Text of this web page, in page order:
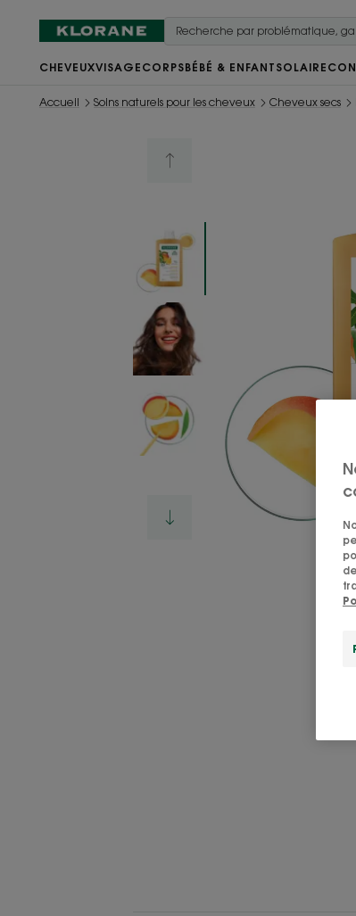
CHEVEUXVISAGE CORPSBÉBÉ & ENFANT SOLAIRE
Accueil Soins naturels pour les cheveux Cheveux secs